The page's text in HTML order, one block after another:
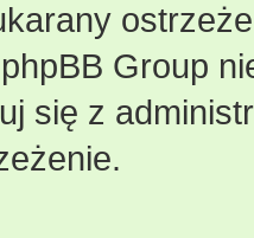
Group
się z